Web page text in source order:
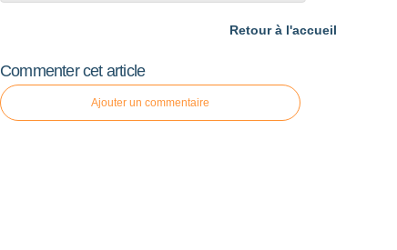
Retour à l'accueil
Commenter cet article
Ajouter un commentaire